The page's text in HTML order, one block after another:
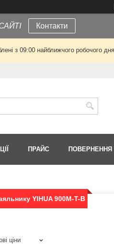
Контакти
з 09:00 найближчого робочого
ПРАЙС ПОВЕРНЕННЯ
YIHUA 900M-T-B
ціни